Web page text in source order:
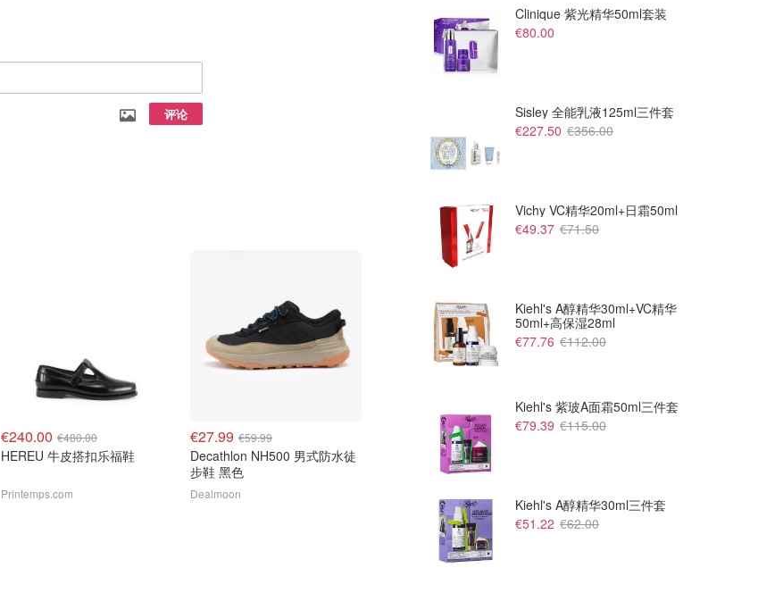
评论
€240.00 €480.00
HEREU 牛皮搭扣乐福鞋
Printemps.com
€27.99 €59.99
Decathlon NH500 男式防水徒
步鞋 黑色
Dealmoon
€79.99
MERRELL CROSSLANDER
男士登山鞋
€94.99
Clinique 紫光精华50ml套装
€80.00
Sisley 全能乳液125ml三件套
€227.50 €356.00
Vichy VC精华20ml+日霜50ml
€49.37 €71.50
Kiehl's A醇精华30ml+VC精华
50ml+高保湿28ml
€77.76 €112.00
Kiehl's 紫玻A面霜50ml三件套
€79.39 €115.00
Kiehl's A醇精华30ml三件套
€51.22 €62.00